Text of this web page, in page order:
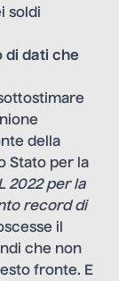
soldi
di dati che
della
Stato per la
2022 per la
record di
il
che non
fronte. E